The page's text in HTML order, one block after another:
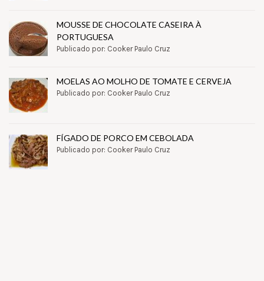
MOUSSE DE CHOCOLATE CASEIRA À
PORTUGUESA
Publicado por: Cooker Paulo Cruz
MOELAS AO MOLHO DE TOMATE E CERVEJA
Publicado por: Cooker Paulo Cruz
FÍGADO DE PORCO EM CEBOLADA
Publicado por: Cooker Paulo Cruz